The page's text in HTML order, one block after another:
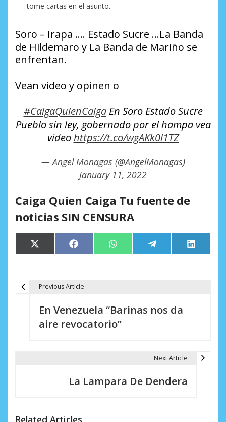
tome cartas en el asunto.
Soro – Irapa …. Estado Sucre …La Banda
de Hildemaro y La Banda de Mariño se
enfrentan.
Vean video y opinen o
#CaigaQuienCaigaEn Soro Estado Sucre
Pueblo sin ley, gobernado por el hampa vea
videohttps://t.co/wgAKk0l1TZ
— Angel Monagas (@AngelMonagas)
January 11, 2022
Caiga Quien Caiga Tu fuente de
noticias SIN CENSURA
Compartir
en
X
(Twitter)
Compartir
en
Facebook Compartir
en
WhatsApp Compartir
en
Telegram
en
LinkedIn
Previous Article
En Venezuela “Barinas nos da
aire revocatorio”
Next Article
La Lampara De Dendera
Related Articles